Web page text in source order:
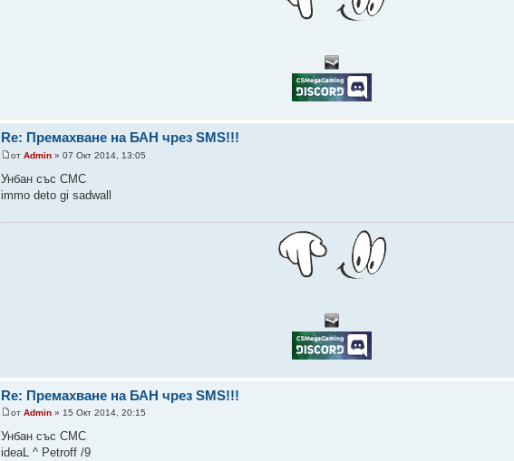
Re: Премахване на БАН чрез SMS!!!
отAdmin » 07 Окт 2014, 13:05
Унбан със СМС
immo deto gi sadwall
Re: Премахване на БАН чрез SMS!!!
отAdmin » 15 Окт 2014, 20:15
Унбан със СМС
ideaL ^ Petroff /9